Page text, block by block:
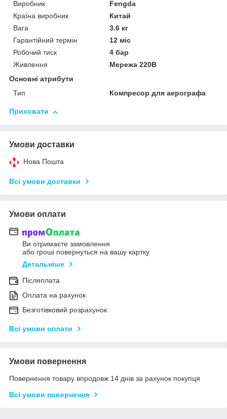
Виробник
Fengda
Країна виробник
Китай
Вага
3.6 кг
Гарантійний термін
12 міс
Робочий тиск
4 бар
Живлення
Мережа 220В
Основні атрибути
Тип
Компресор для аерографа
Приховати
Умови доставки
Нова Пошта
Всі умови доставки
Умови оплати
Ви отримаєте замовлення
або гроші повернуться на вашу картку
Детальніше
Післяплата
Оплата на рахунок
Безготівковий розрахунок
Всі умови оплати
Умови повернення
Повернення товару впродовж 14 днів за рахунок покупця
Всі умови повернення